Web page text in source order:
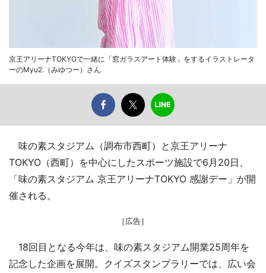
京王アリーナTOKYOで一緒に「窓ガラスアート体験」をするイラストレータ
ーのMyu2.（みゆつー）さん
味の素スタジアム（調布市西町）と京王アリーナ
TOKYO（西町）を中心にしたスポーツ施設で6月20日、
「味の素スタジアム 京王アリーナTOKYO 感謝デー」が開
催される。
［広告］
18回目となる今年は、味の素スタジアム開業25周年を
記念した企画を展開。クイズスタンプラリーでは、広い会